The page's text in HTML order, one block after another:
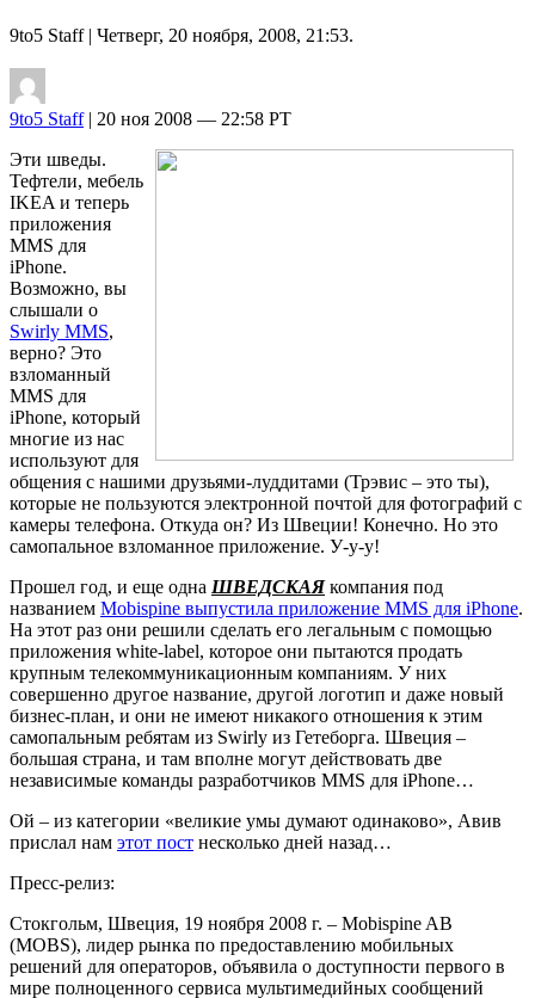
9to5 Staff| Четверг, 20 ноября, 2008, 21:53.
9to5 Staff| 20 ноя 2008 — 22:58 PT
Эти шведы.
Тефтели, мебель
IKEA и теперь
приложения
MMS для
iPhone.
Возможно, вы
слышали о
Swirly MMS,
верно? Это
взломанный
MMS для
iPhone, который
многие из нас
используют для
общения с нашими друзьями-луддитами (Трэвис – это ты),
которые не пользуются электронной почтой для фотографий с
камеры телефона. Откуда он? Из Швеции! Конечно. Но это
самопальное взломанное приложение. У-у-у!
Прошел год, и еще одна ШВЕДСКАЯкомпания под
названием Mobispine выпустила приложение MMS для iPhone.
На этот раз они решили сделать его легальным с помощью
приложения white-label, которое они пытаются продать
крупным телекоммуникационным компаниям. У них
совершенно другое название, другой логотип и даже новый
бизнес-план, и они не имеют никакого отношения к этим
самопальным ребятам из Swirly из Гетеборга. Швеция –
большая страна, и там вполне могут действовать две
независимые команды разработчиков MMS для iPhone…
Ой – из категории «великие умы думают одинаково», Авив
прислал нам этот пост несколько дней назад…
Пресс-релиз:
Стокгольм, Швеция, 19 ноября 2008 г. – Mobispine AB
(MOBS), лидер рынка по предоставлению мобильных
решений для операторов, объявила о доступности первого в
мире полноценного сервиса мультимедийных сообщений